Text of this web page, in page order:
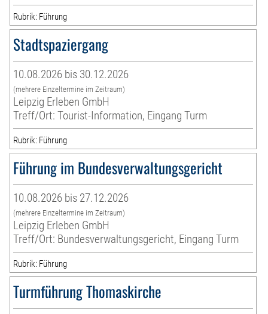
Rubrik: Führung
Stadtspaziergang
10.08.2026 bis 30.12.2026
(mehrere Einzeltermine im Zeitraum)
Leipzig Erleben GmbH
Treff/Ort: Tourist-Information, Eingang Turm
Rubrik: Führung
Führung im Bundesverwaltungsgericht
10.08.2026 bis 27.12.2026
(mehrere Einzeltermine im Zeitraum)
Leipzig Erleben GmbH
Treff/Ort: Bundesverwaltungsgericht, Eingang Turm
Rubrik: Führung
Turmführung Thomaskirche